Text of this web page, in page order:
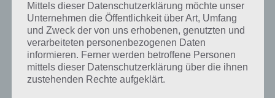
Zunächst ein paar Tipps zu den zufallsbasierten und grundlegenden
Dingen. In Band Stars seht ihr oben links in Grün die Anzahl eurer
Fans. Diese werden, wenn ihr einen Song schreibt, wo Genre und
Songtext passt, immer mehr. Mit einer entsprechenden Fan-Basis
könnt ihr weiter in den Charts steigen.
Mittels dieser Datenschutzerklärung möchte unser
Unternehmen die Öffentlichkeit über Art, Umfang
und Zweck der von uns erhobenen, genutzten und
verarbeiteten personenbezogenen Daten
informieren. Ferner werden betroffene Personen
mittels dieser Datenschutzerklärung über die ihnen
zustehenden Rechte aufgeklärt.